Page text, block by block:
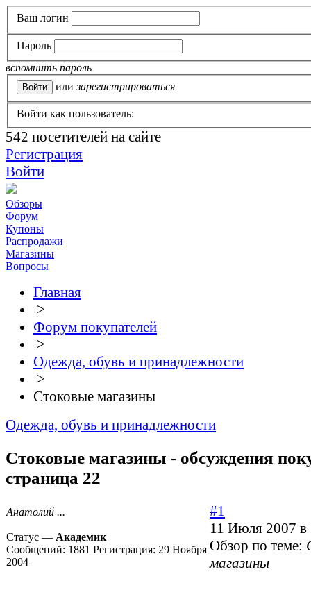
Ваш логин
Пароль
вспомнить пароль
или зарегистрироваться
Войти как пользователь:
542 посетителей на сайте
Регистрация
Войти
Обзоры
Форум
Купоны
Распродажи
Магазины
Вопросы
Главная
>
Форум покупателей
>
Одежда, обувь и принадлежности
>
Стоковые магазины
Одежда, обувь и принадлежности
Стоковые магазины - обсуждения
страница 22
Анатолий ...
Статус — Академик
Сообщений: 1881 Регистрация: 29 Ноября
2004
#1
11 Июля 2007 в
Обзор по теме:
магазины